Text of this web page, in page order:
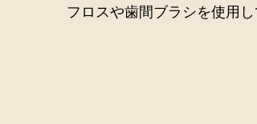
フロスや歯間ブラシを使用